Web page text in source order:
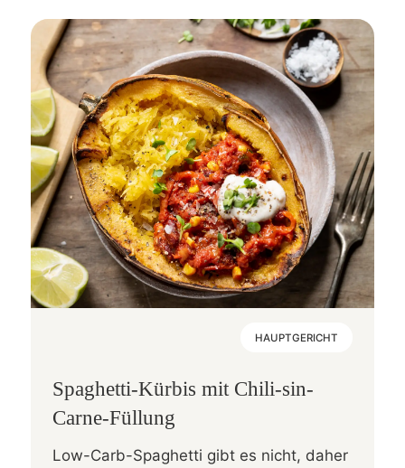
HAUPTGERICHT
Spaghetti-Kürbis mit Chili-sin-
Carne-Füllung
Low-Carb-Spaghetti gibt es nicht, daher